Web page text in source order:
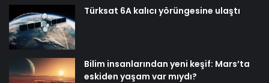
Türksat 6A kalıcı yörüngesine ulaştı
Bilim insanlarından yeni keşif: Mars’ta
eskiden yaşam var mıydı?